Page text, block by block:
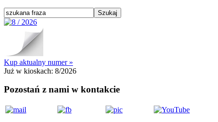
Kup aktualny numer »
Już w kioskach: 8/2026
Pozostań z nami w kontakcie